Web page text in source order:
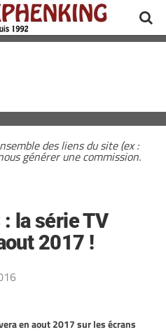
des liens du site (ex :
générer une commission.
: la série TV
2017 !
en aout 2017 sur les écrans